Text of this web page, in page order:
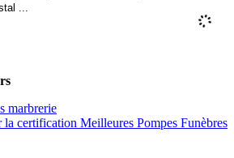
marbrerie
la certification Meilleures Pompes Funèbres